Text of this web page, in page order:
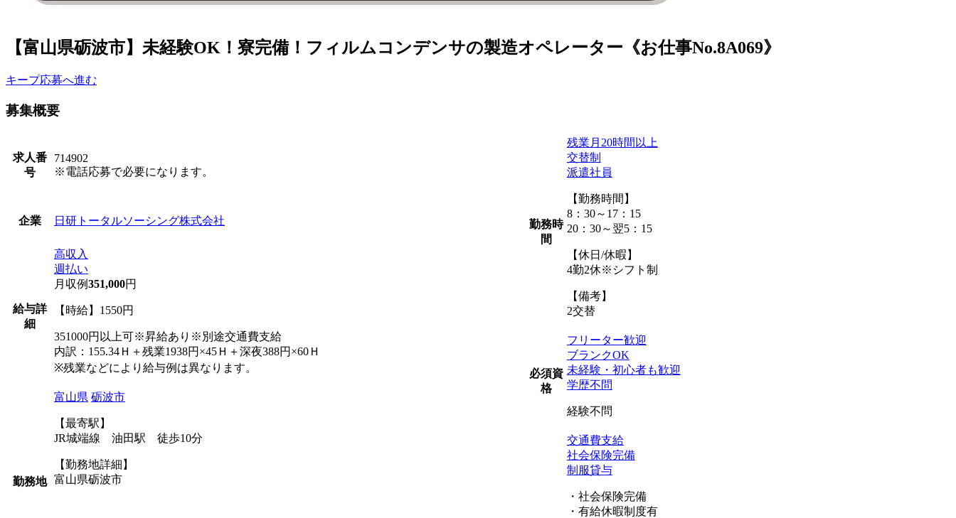
【富山県砺波市】未経験OK！寮完備！フィルムコンデンサの製造オペレーター《お仕事No.8A069》
キープ応募へ進む
募集概要
求人番
号
714902
※電話応募で必要になります。
企業 日研トータルソーシング株式会社
給与詳
細
高収入
週払い
月収例351,000円
【時給】1550円
351000円以上可※昇給あり※別途交通費支給
内訳：155.34Ｈ＋残業1938円×45Ｈ＋深夜388円×60Ｈ
※残業などにより給与例は異なります。
勤務地
富山県 砺波市
【最寄駅】
JR城端線 油田駅 徒歩10分
【勤務地詳細】
富山県砺波市
勤務時
間
残業月20時間以上
交替制
派遣社員
【勤務時間】
8：30～17：15
20：30～翌5：15
【休日/休暇】
4勤2休※シフト制
【備考】
2交替
必須資
格
フリーター歓迎
ブランクOK
未経験・初心者も歓迎
学歴不問
経験不問
交通費支給
社会保険完備
制服貸与
・社会保険完備
・有給休暇制度有